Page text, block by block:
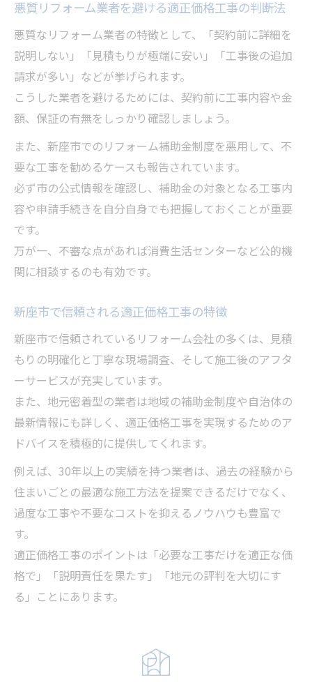
悪質リフォーム業者を避ける適正価格工事の判断法
悪質なリフォーム業者の特徴として、「契約前に詳細を
説明しない」「見積もりが極端に安い」「工事後の追加
請求が多い」などが挙げられます。
こうした業者を避けるためには、契約前に工事内容や金
額、保証の有無をしっかり確認しましょう。
また、新座市でのリフォーム補助金制度を悪用して、不
要な工事を勧めるケースも報告されています。
必ず市の公式情報を確認し、補助金の対象となる工事内
容や申請手続きを自分自身でも把握しておくことが重要
です。
万が一、不審な点があれば消費生活センターなど公的機
関に相談するのも有効です。
新座市で信頼される適正価格工事の特徴
新座市で信頼されているリフォーム会社の多くは、見積
もりの明確化と丁寧な現場調査、そして施工後のアフタ
ーサービスが充実しています。
また、地元密着型の業者は地域の補助金制度や自治体の
最新情報にも詳しく、適正価格工事を実現するためのア
ドバイスを積極的に提供してくれます。
例えば、30年以上の実績を持つ業者は、過去の経験から
住まいごとの最適な施工方法を提案できるだけでなく、
過度な工事や不要なコストを抑えるノウハウも豊富で
す。
適正価格工事のポイントは「必要な工事だけを適正な価
格で」「説明責任を果たす」「地元の評判を大切にす
る」ことにあります。